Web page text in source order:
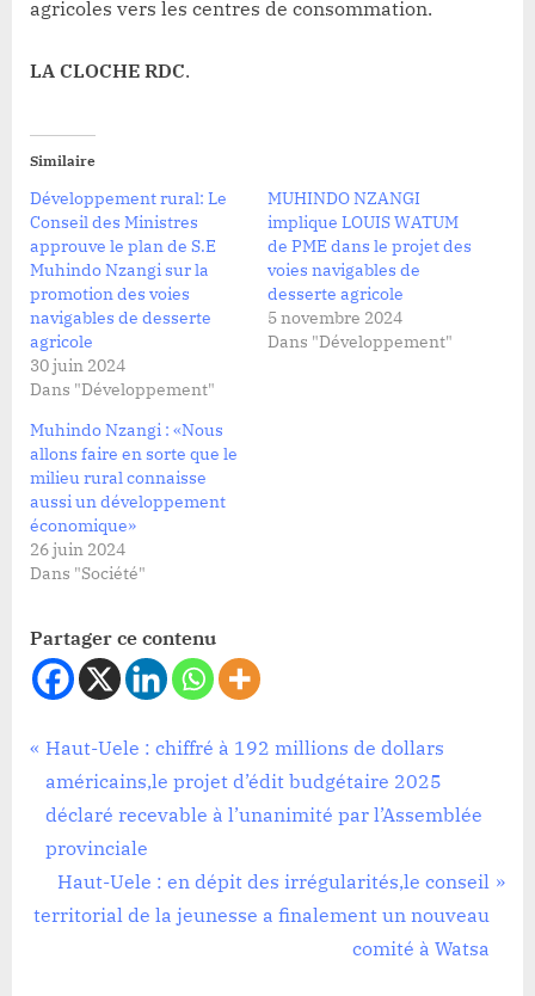
agricoles vers les centres de consommation.
LA CLOCHE RDC.
Similaire
Développement rural: Le
Conseil des Ministres
approuve le plan de S.E
Muhindo Nzangi sur la
promotion des voies
navigables de desserte
agricole
30 juin 2024
Dans "Développement"
MUHINDO NZANGI
implique LOUIS WATUM
de PME dans le projet des
voies navigables de
desserte agricole
5 novembre 2024
Dans "Développement"
Muhindo Nzangi : «Nous
allons faire en sorte que le
milieu rural connaisse
aussi un développement
économique»
26 juin 2024
Dans "Société"
Partager ce contenu
Développement
Navigation
de
l’article
P
r
e
v
o
Haut-Uele : chiffré à 192 millions de dollars
américains,le projet d’édit budgétaire 2025
déclaré recevable à l’unanimité par l’Assemblée
provinciale
N
e
Haut-Uele : en dépit des irrégularités,le conseil
territorial de la jeunesse a finalement un nouveau
comité à Watsa